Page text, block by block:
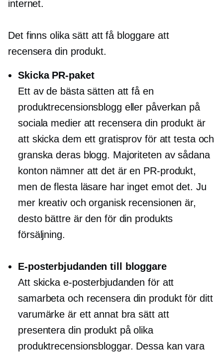
internet.
Det finns olika sätt att få bloggare att
recensera din produkt.
Skicka PR-paket
Ett av de bästa sätten att få en
produktrecensionsblogg eller påverkan på
sociala medier att recensera din produkt är
att skicka dem ett gratisprov för att testa och
granska deras blogg. Majoriteten av sådana
konton nämner att det är en PR-produkt,
men de flesta läsare har inget emot det. Ju
mer kreativ och organisk recensionen är,
desto bättre är den för din produkts
försäljning.
E-posterbjudanden till bloggare
Att skicka e-posterbjudanden för att
samarbeta och recensera din produkt för ditt
varumärke är ett annat bra sätt att
presentera din produkt på olika
produktrecensionsbloggar. Dessa kan vara